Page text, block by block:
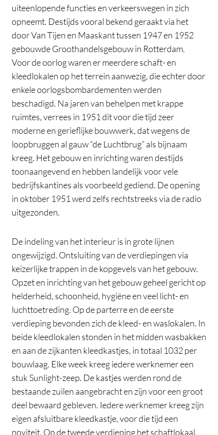
uiteenlopende functies en verkeerswegen in zich
opneemt. Destijds vooral bekend geraakt via het
door Van Tijen en Maaskant tussen 1947 en 1952
gebouwde Groothandelsgebouw in Rotterdam.
Voor de oorlog waren er meerdere schaft- en
kleedlokalen op het terrein aanwezig, die echter door
enkele oorlogsbombardementen werden
beschadigd. Na jaren van behelpen met krappe
ruimtes, verrees in 1951 dit voor die tijd zeer
moderne en gerieflijke bouwwerk, dat wegens de
loopbruggen al gauw “de Luchtbrug” als bijnaam
kreeg. Het gebouw en inrichting waren destijds
toonaangevend en hebben landelijk voor vele
bedrijfskantines als voorbeeld gediend. De opening
in oktober 1951 werd zelfs rechtstreeks via de radio
uitgezonden.
De indeling van het interieur is in grote lijnen
ongewijzigd. Ontsluiting van de verdiepingen via
keizerlijke trappen in de kopgevels van het gebouw.
Opzet en inrichting van het gebouw geheel gericht op
helderheid, schoonheid, hygiëne en veel licht- en
luchttoetreding. Op de parterre en de eerste
verdieping bevonden zich de kleed- en waslokalen. In
beide kleedlokalen stonden in het midden wasbakken
en aan de zijkanten kleedkastjes, in totaal 1032 per
bouwlaag. Elke week kreeg iedere werknemer een
stuk Sunlight-zeep. De kastjes werden rond de
bestaande zuilen aangebracht en zijn voor een groot
deel bewaard gebleven. Iedere werknemer kreeg zijn
eigen afsluitbare kleedkastje, voor die tijd een
noviteit. Op de tweede verdieping het schaftlokaal,